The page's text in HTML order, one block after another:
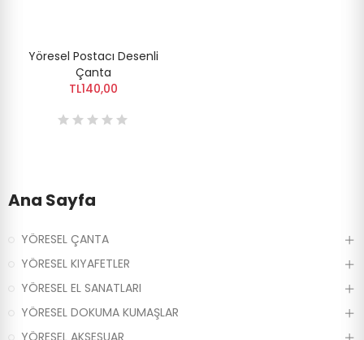
Yöresel Postacı Desenli
Çanta
TL140,00
Ana Sayfa
YÖRESEL ÇANTA
YÖRESEL KIYAFETLER
YÖRESEL EL SANATLARI
YÖRESEL DOKUMA KUMAŞLAR